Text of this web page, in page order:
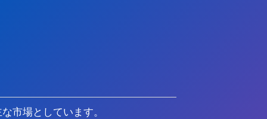
市場としています。